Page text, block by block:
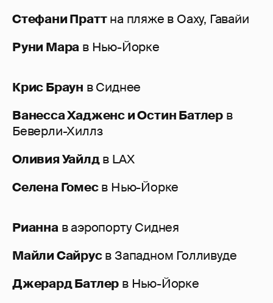
Стефани Праттна пляже в Оаху, Гавайи
Руни Мара в Нью-Йорке
Крис Браун в Сиднее
Ванесса Хадженс и Остин Батлер в
Беверли-Хиллз
Оливия Уайлдв LAX
Селена Гомесв Нью-Йорке
Рианнав аэропорту Сиднея
Майли Сайрусв Западном Голливуде
Джерард Батлер в Нью-Йорке